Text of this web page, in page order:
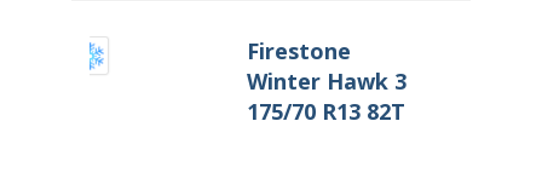
Firestone
Winter Hawk 3
175/70 R13 82T